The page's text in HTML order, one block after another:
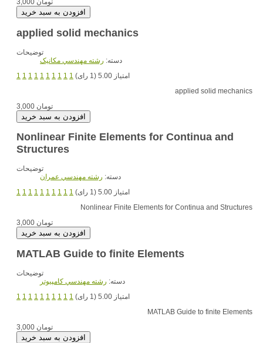
applied solid mechanics
توضیحات
دسته: رشته مهندسي مکانيک
1 1 1 1 1 1 1 1 1 1
امتیاز 5.00 (1 رای)
applied solid mechanics
3,000 تومان
Nonlinear Finite Elements for Continua and
Structures
توضیحات
دسته: رشته مهندسي عمران
1 1 1 1 1 1 1 1 1 1
امتیاز 5.00 (1 رای)
Nonlinear Finite Elements for Continua and Structures
3,000 تومان
MATLAB Guide to finite Elements
توضیحات
دسته: رشته مهندسي کامپيوتر
1 1 1 1 1 1 1 1 1 1
امتیاز 5.00 (1 رای)
MATLAB Guide to finite Elements
3,000 تومان